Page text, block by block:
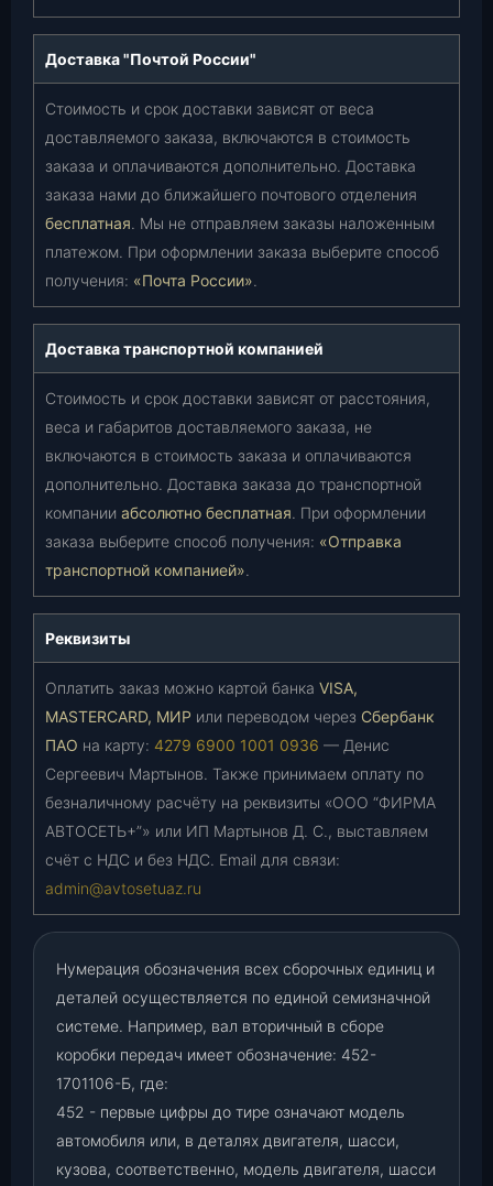
Доставка "Почтой России"
Стоимость и срок доставки зависят от веса
доставляемого заказа, включаются в стоимость
заказа и оплачиваются дополнительно. Доставка
заказа нами до ближайшего почтового отделения
бесплатная. Мы не отправляем заказы наложенным
платежом. При оформлении заказа выберите способ
получения: «Почта России».
Доставка транспортной компанией
Стоимость и срок доставки зависят от расстояния,
веса и габаритов доставляемого заказа, не
включаются в стоимость заказа и оплачиваются
дополнительно. Доставка заказа до транспортной
компании абсолютно бесплатная. При оформлении
заказа выберите способ получения: «Отправка
транспортной компанией».
Реквизиты
Оплатить заказ можно картой банка VISA,
MASTERCARD, МИР или переводом через Сбербанк
ПАО на карту: 4279 6900 1001 0936 — Денис
Сергеевич Мартынов. Также принимаем оплату по
безналичному расчёту на реквизиты «ООО “ФИРМА
АВТОСЕТЬ+”» или ИП Мартынов Д. С., выставляем
счёт с НДС и без НДС. Email для связи:
admin@avtosetuaz.ru
Нумерация обозначения всех сборочных единиц и
деталей осуществляется по единой семизначной
системе. Например, вал вторичный в сборе
коробки передач имеет обозначение: 452-
1701106-Б, где:
452 - первые цифры до тире означают модель
автомобиля или, в деталях двигателя, шасси,
кузова, соответственно, модель двигателя, шасси